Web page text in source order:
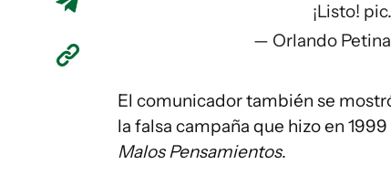
¡Listo!
— Orlando
El comunicador también se
la falsa campaña que hizo en
Malos Pensamientos.